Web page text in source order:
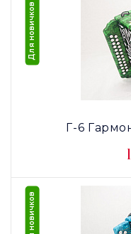
Г-6
Для новичков
Для новичков